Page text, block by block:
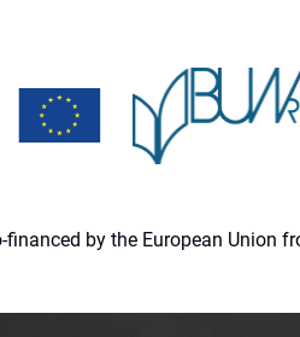
by the European Union